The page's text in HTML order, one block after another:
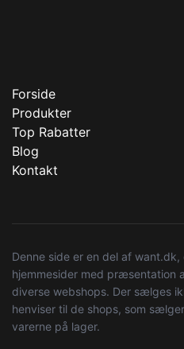
Forside
Produkter
Top Rabatter
Blog
Kontakt
Denne side er en del af
hjemmesider med præsentation
diverse webshops. Der sælges
henviser til de shops, som
varerne på lager.